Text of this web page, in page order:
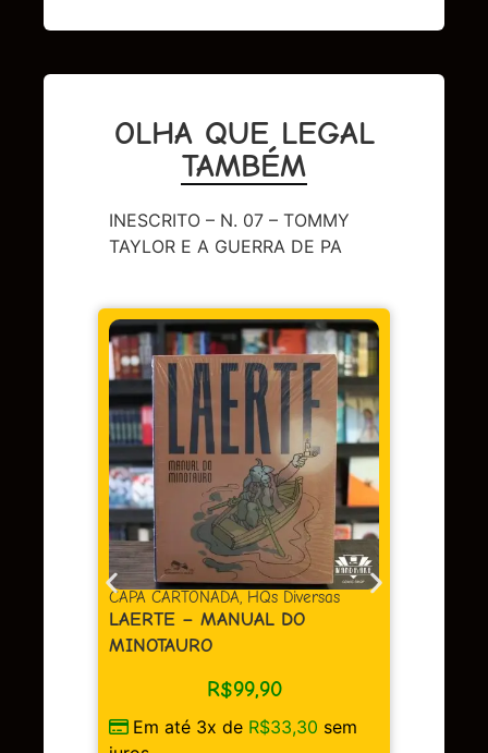
OLHA QUE LEGAL
TAMBÉM
INESCRITO – N. 07 – TOMMY
TAYLOR E A GUERRA DE PA
HQs Diversas
sem
CAPA DURA,HQs Diversas
BERLIM
Em até 3x de
juros